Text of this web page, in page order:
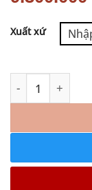
Xuất xứ
Alternative: